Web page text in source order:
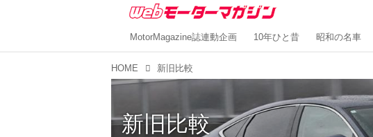
MotorMagazine誌連動企画 10年ひと昔 昭和の名車
HOME 新旧比較
新旧比較